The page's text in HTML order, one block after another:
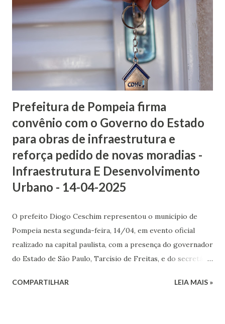
(Centro de Atenção Psicossocial). A iniciativa foi
coordenada pelas secretarias de Educação, Assistência
Social e Saúde, com apoio das equipes das unidades
escolares e das instituições beneficiadas. A entrega dos
ovos de chocolate proporcionou momentos de emoção e
muitos sorrisos, reforçando os valores de solidariedade,
cuidado e partilha que marcam a...
Prefeitura de Pompeia firma
convênio com o Governo do Estado
para obras de infraestrutura e
reforça pedido de novas moradias -
Infraestrutura E Desenvolvimento
Urbano - 14-04-2025
O prefeito Diogo Ceschim representou o município de
Pompeia nesta segunda-feira, 14/04, em evento oficial
realizado na capital paulista, com a presença do governador
do Estado de São Paulo, Tarcísio de Freitas, e do secretário
Branco. Durante a cerimônia, foi celebrado o convênio do
COMPARTILHAR LEIA MAIS »